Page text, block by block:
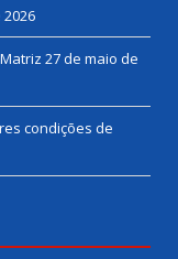
27 de maio de
condições de